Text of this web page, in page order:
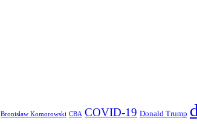
Bronisław Komorowski CBA COVID-19 Donald Trump